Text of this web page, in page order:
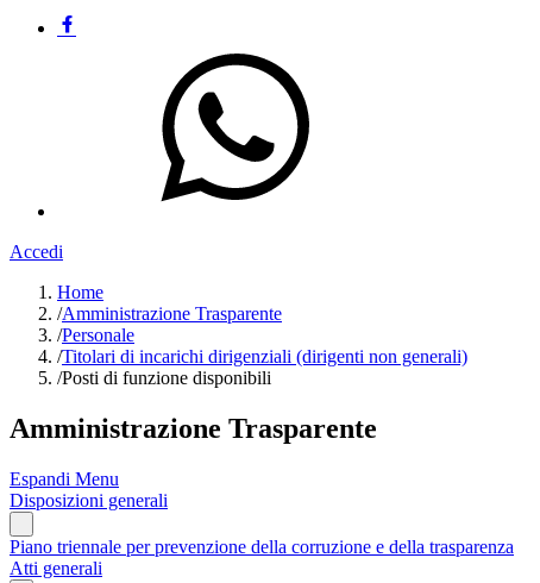
Accedi
Home
/Amministrazione Trasparente
/Personale
/Titolari di incarichi dirigenziali (dirigenti non generali)
/Posti di funzione disponibili
Amministrazione Trasparente
Espandi Menu
Disposizioni generali
Piano triennale per prevenzione della corruzione e della trasparenza
Atti generali